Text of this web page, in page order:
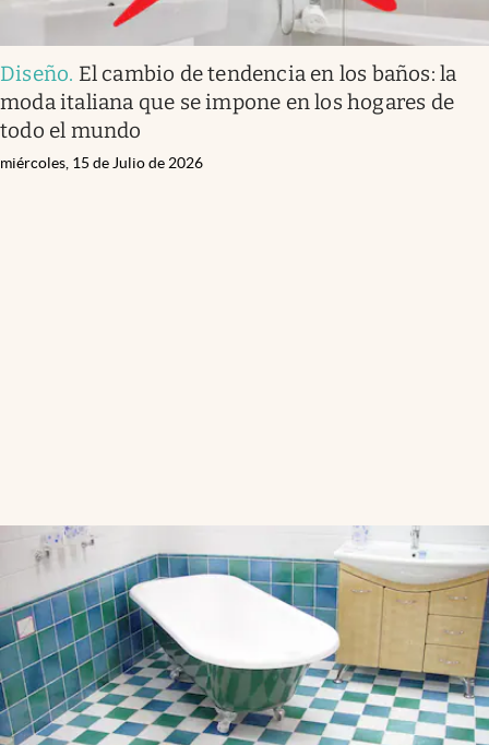
Diseño. El cambio de tendencia en los baños: la
moda italiana que se impone en los hogares de
todo el mundo
miércoles, 15 de Julio de 2026